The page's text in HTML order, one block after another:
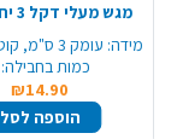
מגש מעלי דקל 3 יח' - גדול
מידה: עומק 3 ס"מ, קוטר 30 ס"מ
כמות בחבילה:
₪14.90
הוספה לסל